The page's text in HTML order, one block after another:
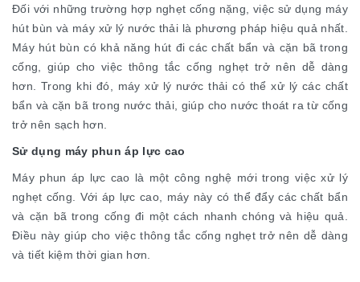
Đối với những trường hợp nghẹt cống nặng, việc sử dụng máy
hút bùn và máy xử lý nước thải là phương pháp hiệu quả nhất.
Máy hút bùn có khả năng hút đi các chất bẩn và cặn bã trong
cống, giúp cho việc thông tắc cống nghẹt trở nên dễ dàng
hơn. Trong khi đó, máy xử lý nước thải có thể xử lý các chất
bẩn và cặn bã trong nước thải, giúp cho nước thoát ra từ cống
trở nên sạch hơn.
Sử dụng máy phun áp lực cao
Máy phun áp lực cao là một công nghệ mới trong việc xử lý
nghẹt cống. Với áp lực cao, máy này có thể đẩy các chất bẩn
và cặn bã trong cống đi một cách nhanh chóng và hiệu quả.
Điều này giúp cho việc thông tắc cống nghẹt trở nên dễ dàng
và tiết kiệm thời gian hơn.